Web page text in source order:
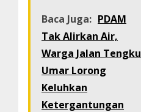
Baca Juga: PDAM
Tak Alirkan Air,
Warga Jalan Tengku
Umar Lorong
Keluhkan
Ketergantungan